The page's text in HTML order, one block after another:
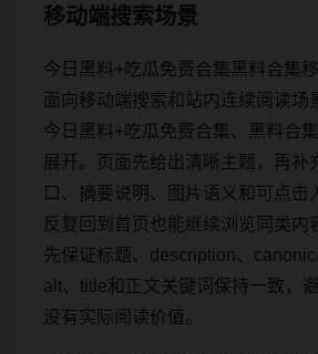
移动端搜索场景
今日黑料+吃瓜免费合集黑料合集
面向移动端搜索和站内连续阅读场
今日黑料+吃瓜免费合集、黑料合
展开。页面先给出清晰主题，再补
口、摘要说明、图片语义和可点击
反复回到首页也能继续浏览同类内
先保证标题、description、
alt、title和正文关键词保持一致，
没有实际阅读价值。